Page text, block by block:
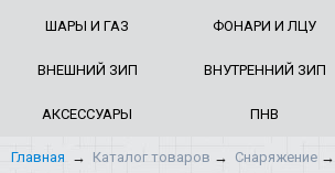
ШАРЫ И ГАЗ ФОНАРИ И ЛЦУ
ВНЕШНИЙ ЗИП ВНУТРЕННИЙ ЗИП
АКСЕССУАРЫ ПНВ
Главная → Каталог товаров → Снаряжение→